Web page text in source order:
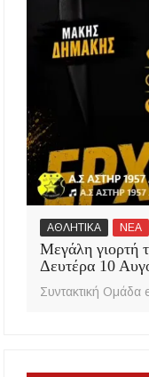
ΑΘΛΗΤΙΚΑ ΝΕΑ
Μεγάλη γιορτή
Δευτέρα 10
Συντακτική